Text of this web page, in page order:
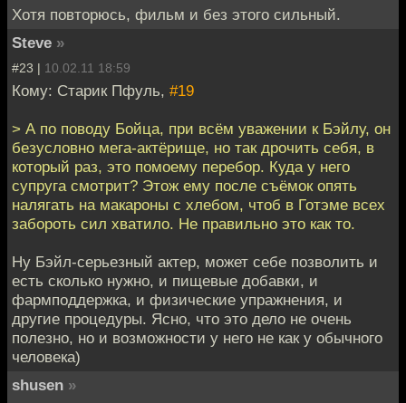
Хотя повторюсь, фильм и без этого сильный.
Steve »
#23 | 10.02.11 18:59
Кому: Старик Пфуль, #19
> А по поводу Бойца, при всём уважении к Бэйлу, он
безусловно мега-актёрище, но так дрочить себя, в
который раз, это помоему перебор. Куда у него
супруга смотрит? Этож ему после съёмок опять
налягать на макароны с хлебом, чтоб в Готэме всех
забороть сил хватило. Не правильно это как то.
Ну Бэйл-серьезный актер, может себе позволить и
есть сколько нужно, и пищевые добавки, и
фармподдержка, и физические упражнения, и
другие процедуры. Ясно, что это дело не очень
полезно, но и возможности у него не как у обычного
человека)
shusen »